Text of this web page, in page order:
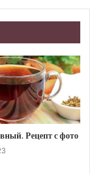
Рецепт с фото